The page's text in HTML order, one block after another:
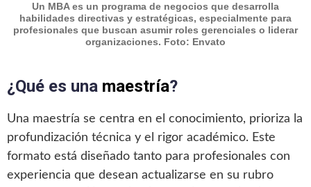
Un MBA es un programa de negocios que desarrolla
habilidades directivas y estratégicas, especialmente para
profesionales que buscan asumir roles gerenciales o liderar
organizaciones. Foto: Envato
¿Qué es una maestría?
Una maestría se centra en el conocimiento, prioriza la
profundización técnica y el rigor académico. Este
formato está diseñado tanto para profesionales con
experiencia que desean actualizarse en su rubro